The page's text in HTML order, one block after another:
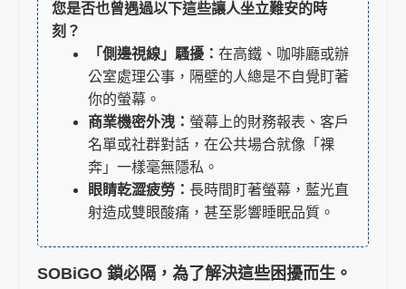
您是否也曾遇過以下這些讓人坐立難安的時
刻？
「側邊視線」騷擾： 在高鐵、咖啡廳或辦
公室處理公事，隔壁的人總是不自覺盯著
你的螢幕。
商業機密外洩： 螢幕上的財務報表、客戶
名單或社群對話，在公共場合就像「裸
奔」一樣毫無隱私。
眼睛乾澀疲勞： 長時間盯著螢幕，藍光直
射造成雙眼酸痛，甚至影響睡眠品質。
SOBiGO 鎖必隔，為了解決這些困擾而生。